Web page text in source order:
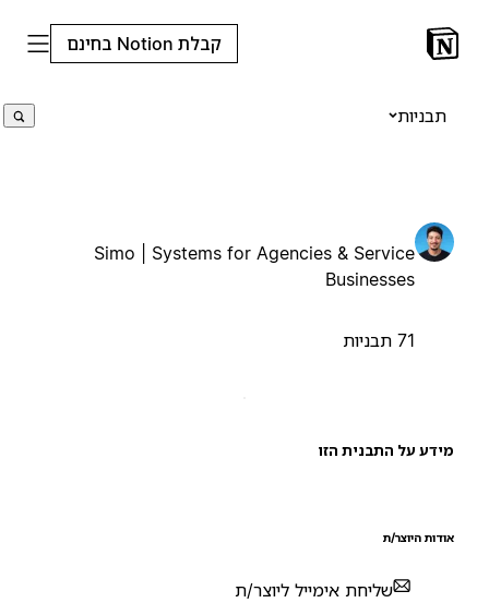
קבלת Notion בחינם
תבניות
Simo | Systems for Agencies & Service
Businesses
על התבנית הזו
היוצר/ת
שליחת אימייל ליוצר/ת